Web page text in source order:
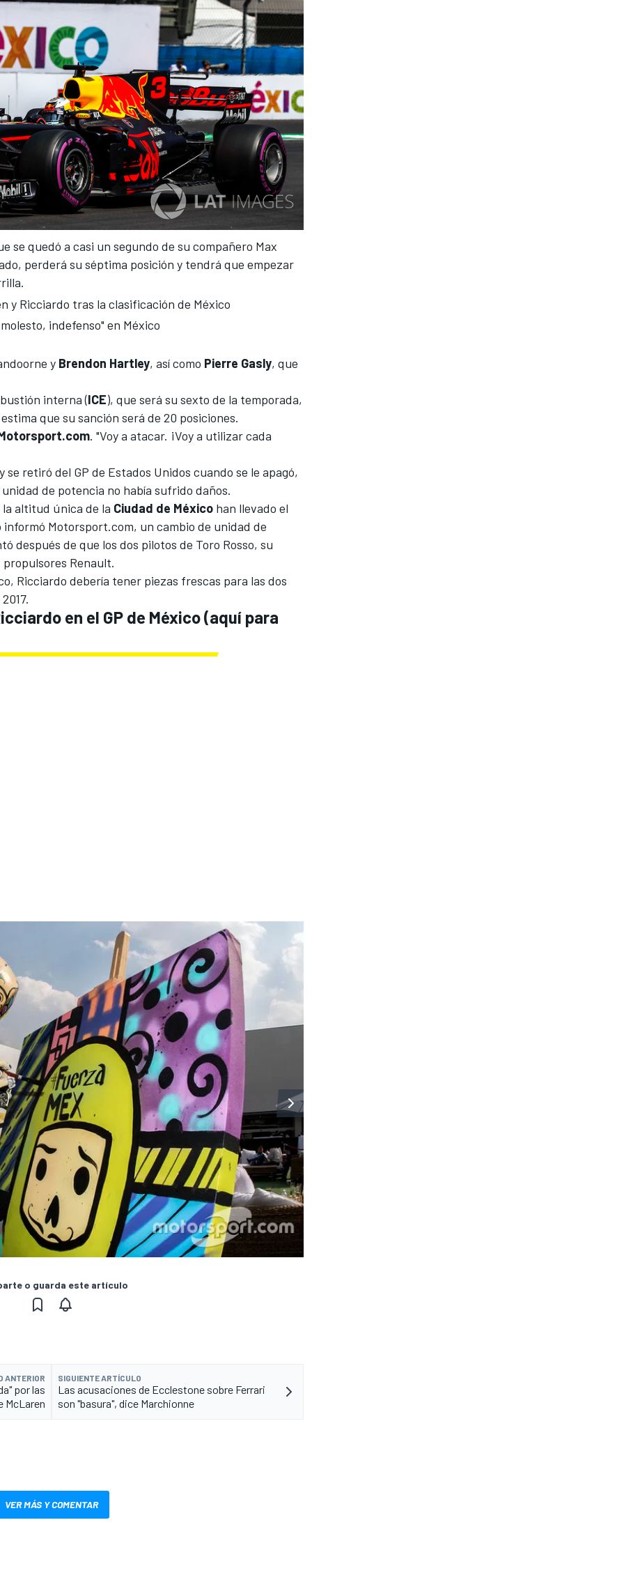
se quedó a casi un segundo de su compañero Max
, perderá su séptima posición y tendrá que empezar
y Ricciardo tras la clasificación de México
indefenso" en México
y Brendon Hartley, así como Pierre Gasly, que
interna (ICE), que será su sexto de la temporada,
que su sanción será de 20 posiciones.
. "Voy a atacar. ¡Voy a utilizar cada
se retiró del GP de Estados Unidos cuando se le apagó,
de potencia no había sufrido daños.
altitud única de la Ciudad de México han llevado el
Motorsport.com, un cambio de unidad de
después de que los dos pilotos de Toro Rosso, su
Renault.
Ricciardo debería tener piezas frescas para las dos
en el GP de México (aquí para
o guarda este artículo
ANTERIOR
por las
McLaren
SIGUIENTE ARTÍCULO
Las acusaciones de Ecclestone sobre Ferrari
son "basura", dice Marchionne
VER MÁS Y COMENTAR